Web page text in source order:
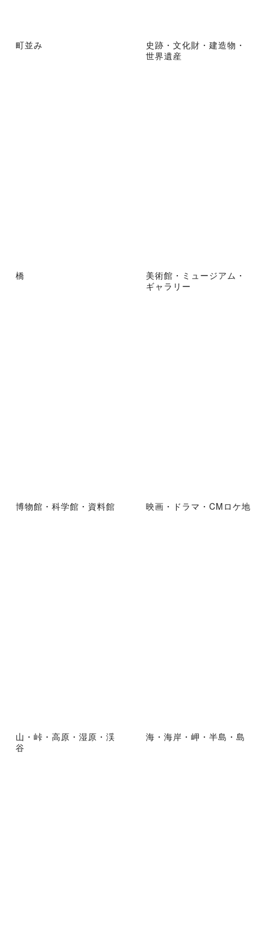
町並み
史跡・文化財・建造物・
世界遺産
橋
美術館・ミュージアム・
ギャラリー
博物館・科学館・資料館 映画・ドラマ・CMロケ地
山・峠・高原・湿原・渓
谷
海・海岸・岬・半島・島